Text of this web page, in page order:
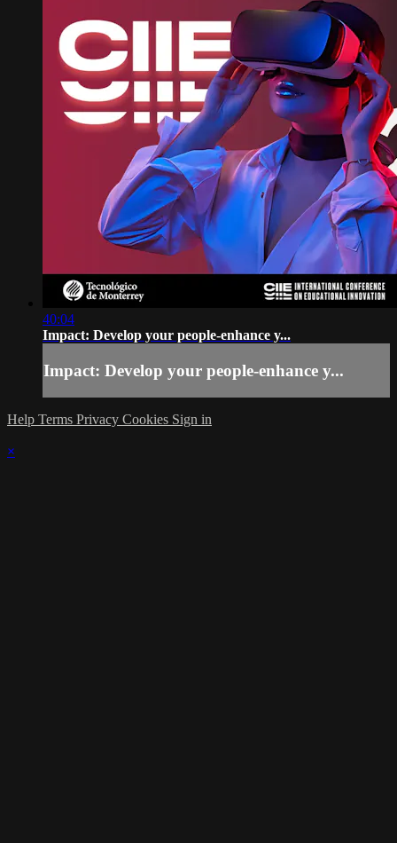
40:04
Impact: Develop your people-enhance y...
Impact: Develop your people-enhance y...
Help Terms Privacy Cookies Sign in
×